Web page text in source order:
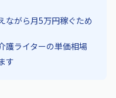
ながら月5万円稼ぐため
護ライターの単価相場
す